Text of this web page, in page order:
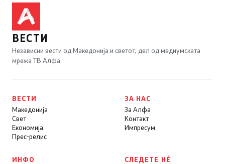
ВЕСТИ
Независни вести од Македонија и светот, дел од медиумската
мрежа ТВ Алфа.
ВЕСТИ
Македонија
Свет
Економија
Прес-релис
ЗА НАС
За Алфа
Контакт
Импресум
ИНФО СЛЕДЕТЕ НÉ